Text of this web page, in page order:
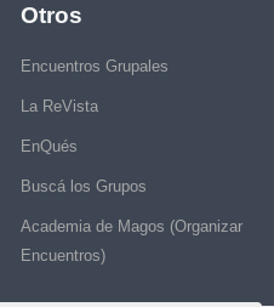
Otros
Encuentros Grupales
La ReVista
EnQués
Buscá los Grupos
Academia de Magos (Organizar
Encuentros)